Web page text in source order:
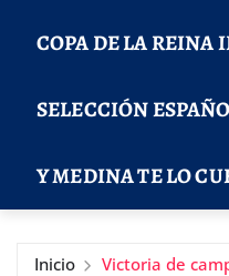
COPA DE LA REINA
SELECCIÓN
Y MEDINA TE LO
Inicio Victoria de